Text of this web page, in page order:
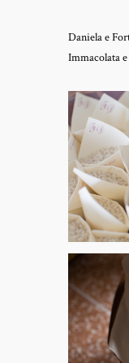
Daniela e
Immacolata